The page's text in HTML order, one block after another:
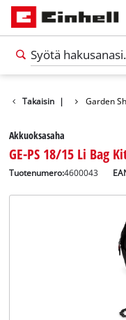
Takaisin |
Puutarhakoneet Garden
Akkuoksasaha
GE-PS 18/15 Li Bag
Tuotenumero:4600043